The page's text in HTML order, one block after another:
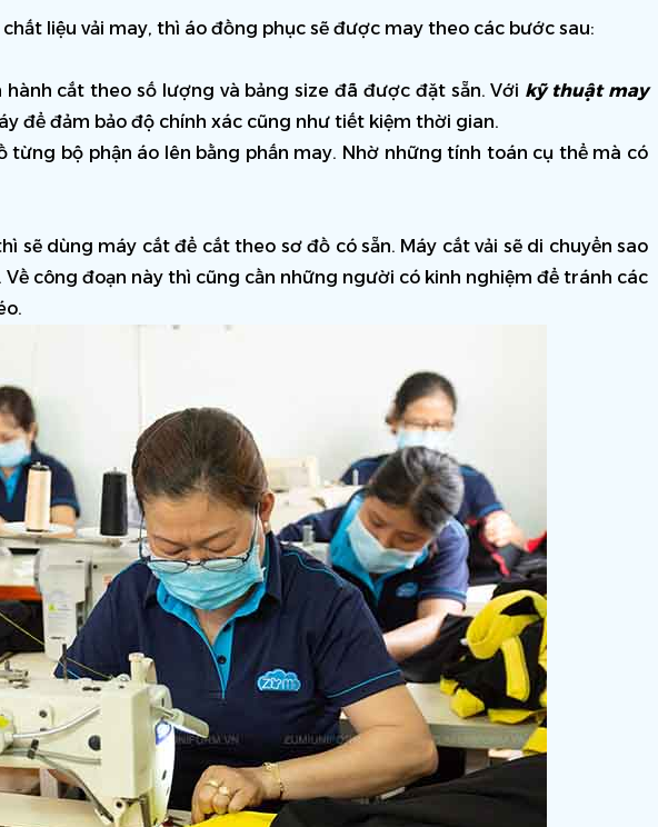
liệu vải may, thì áo đồng phục sẽ được may theo các bước sau:
cắt theo số lượng và bảng size đã được đặt sẵn. Với kỹ thuật may
để đảm bảo độ chính xác cũng như tiết kiệm thời gian.
từng bộ phận áo lên bằng phấn may. Nhờ những tính toán cụ thể mà có
sẽ dùng máy cắt để cắt theo sơ đồ có sẵn. Máy cắt vải sẽ di chuyển sao
công đoạn này thì cũng cần những người có kinh nghiệm để tránh các